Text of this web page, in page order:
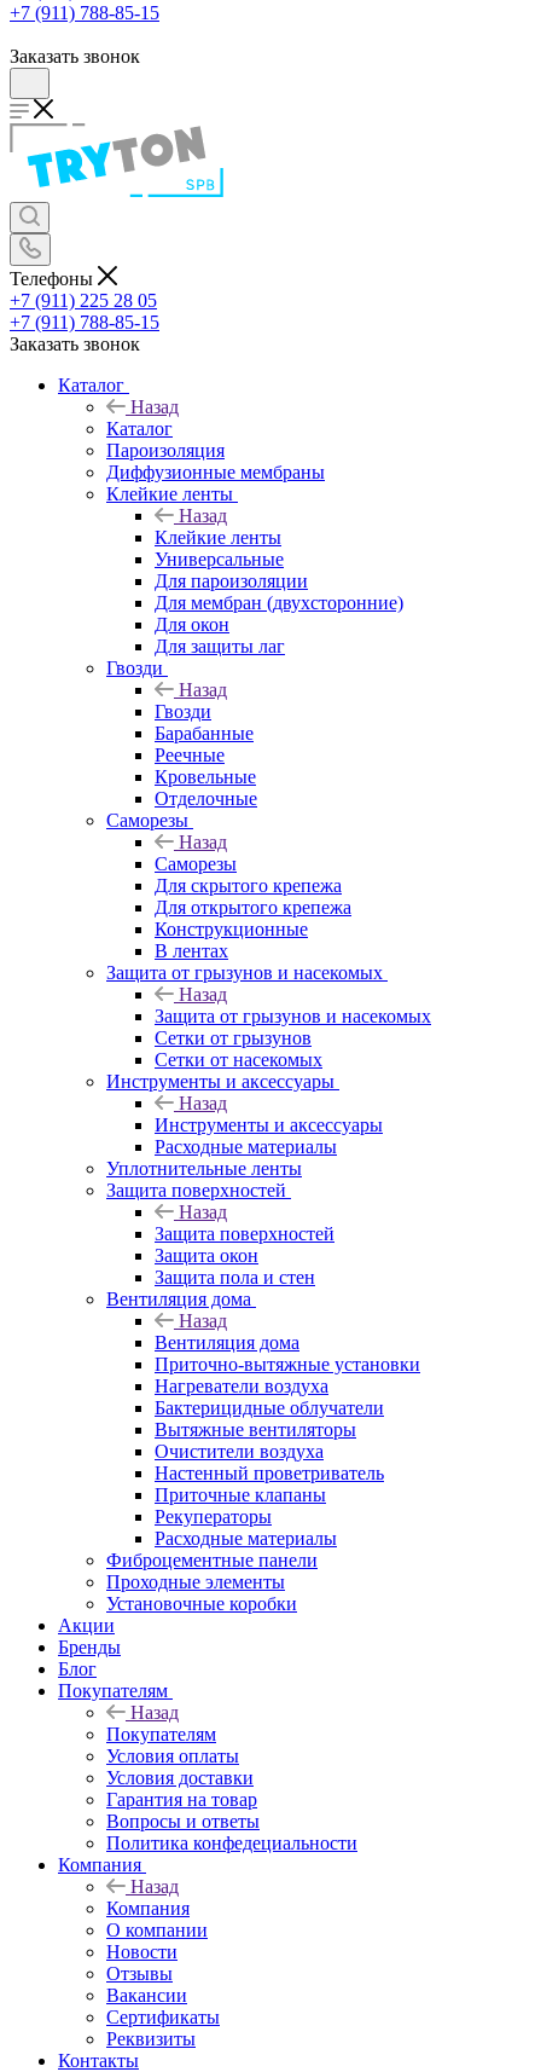
+7 (911) 788-85-15
Заказать звонок
Телефоны
+7 (911) 225 28 05
+7 (911) 788-85-15
Заказать звонок
Каталог
Назад
Каталог
Пароизоляция
Диффузионные мембраны
Клейкие ленты
Назад
Клейкие ленты
Универсальные
Для пароизоляции
Для мембран (двухсторонние)
Для окон
Для защиты лаг
Гвозди
Назад
Гвозди
Барабанные
Реечные
Кровельные
Отделочные
Саморезы
Назад
Саморезы
Для скрытого крепежа
Для открытого крепежа
Конструкционные
В лентах
Защита от грызунов и насекомых
Назад
Защита от грызунов и насекомых
Сетки от грызунов
Сетки от насекомых
Инструменты и аксессуары
Назад
Инструменты и аксессуары
Расходные материалы
Уплотнительные ленты
Защита поверхностей
Назад
Защита поверхностей
Защита окон
Защита пола и стен
Вентиляция дома
Назад
Вентиляция дома
Приточно-вытяжные установки
Нагреватели воздуха
Бактерицидные облучатели
Вытяжные вентиляторы
Очистители воздуха
Настенный проветриватель
Приточные клапаны
Рекуператоры
Расходные материалы
Фиброцементные панели
Проходные элементы
Установочные коробки
Акции
Бренды
Блог
Покупателям
Назад
Покупателям
Условия оплаты
Условия доставки
Гарантия на товар
Вопросы и ответы
Политика конфедециальности
Компания
Назад
Компания
О компании
Новости
Отзывы
Вакансии
Сертификаты
Реквизиты
Контакты